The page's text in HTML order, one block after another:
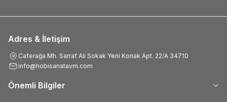
Adres & İletişim
Caferağa Mh. Sarraf Ali Sokak Yeni Konak Apt. 22/A 34710
info@hobisanatavm.com
Önemli Bilgiler